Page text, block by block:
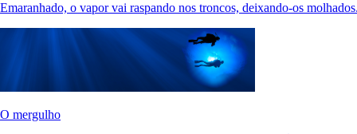
Emaranhado, o vapor vai raspando nos troncos, deixando-os
O mergulho